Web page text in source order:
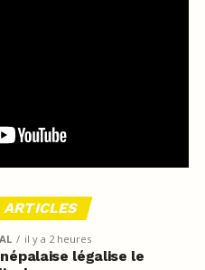
ARTICLES
il y a 2 heures
légalise le